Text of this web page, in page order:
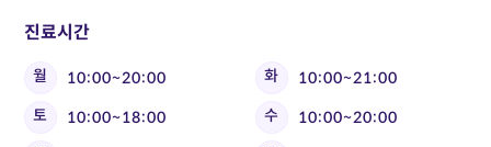
진료시간
월 10:00~20:00 화
10:00~21:00
토
10:00~18:00 수
10:00~20:00